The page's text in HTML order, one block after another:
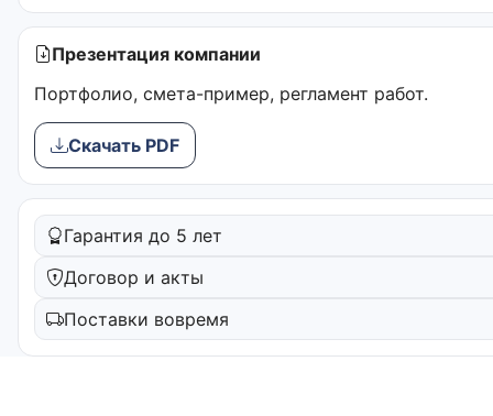
Презентация компании
Портфолио, смета-пример, регламент работ.
Скачать PDF
Гарантия до 5 лет
Договор и акты
Поставки вовремя